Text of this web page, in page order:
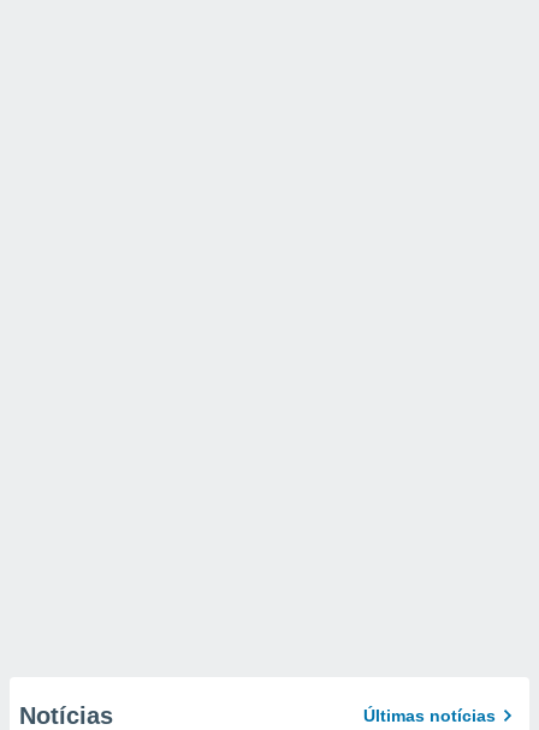
Notícias Últimas notícias